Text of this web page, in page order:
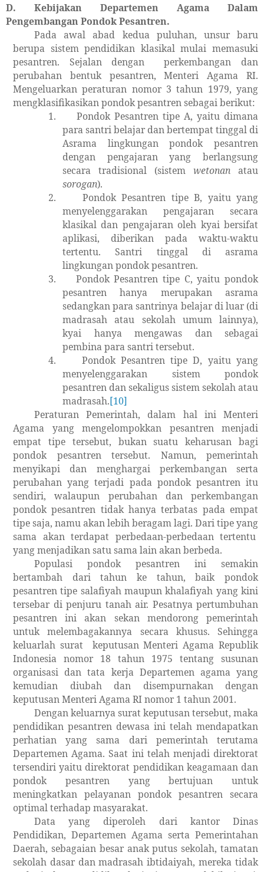
D. Kebijakan Departemen Agama Dalam
Pengembangan Pondok Pesantren.
Pada awal abad kedua puluhan, unsur baru
berupa sistem pendidikan klasikal mulai memasuki
pesantren. Sejalan dengan
perkembangan dan
perubahan bentuk pesantren, Menteri Agama RI.
Mengeluarkan peraturan nomor 3 tahun 1979, yang
mengklasifikasikan pondok pesantren sebagai berikut:
1.
Pondok Pesantren tipe A, yaitu dimana
para santri belajar dan bertempat tinggal di
Asrama lingkungan pondok pesantren
dengan pengajaran yang berlangsung
secara tradisional (sistem wetonan atau
sorogan).
2.
Pondok Pesantren tipe B, yaitu yang
menyelenggarakan pengajaran secara
klasikal dan pengajaran oleh kyai bersifat
aplikasi, diberikan pada waktu-waktu
tertentu. Santri tinggal di asrama
lingkungan pondok pesantren.
3.
Pondok Pesantren tipe C, yaitu pondok
pesantren hanya merupakan asrama
sedangkan para santrinya belajar di luar (di
madrasah atau sekolah umum lainnya),
kyai hanya mengawas dan sebagai
pembina para santri tersebut.
4.
Pondok Pesantren tipe D, yaitu yang
menyelenggarakan sistem pondok
pesantren dan sekaligus sistem sekolah atau
madrasah.[10]
Peraturan Pemerintah, dalam hal ini Menteri
Agama yang mengelompokkan pesantren menjadi
empat tipe tersebut, bukan suatu keharusan bagi
pondok pesantren tersebut. Namun, pemerintah
menyikapi dan menghargai perkembangan serta
perubahan yang terjadi pada pondok pesantren itu
sendiri, walaupun perubahan dan perkembangan
pondok pesantren tidak hanya terbatas pada empat
tipe saja, namu akan lebih beragam lagi. Dari tipe yang
sama akan terdapat perbedaan-perbedaan tertentu
yang menjadikan satu sama lain akan berbeda.
Populasi pondok pesantren ini semakin
bertambah dari tahun ke tahun, baik pondok
pesantren tipe salafiyah maupun khalafiyah yang kini
tersebar di penjuru tanah air. Pesatnya pertumbuhan
pesantren ini akan sekan mendorong pemerintah
untuk melembagakannya secara khusus. Sehingga
keluarlah surat
keputusan Menteri Agama Republik
Indonesia nomor 18 tahun 1975 tentang susunan
organisasi dan tata kerja Departemen agama yang
kemudian diubah dan disempurnakan dengan
keputusan Menteri Agama RI nomor 1 tahun 2001.
Dengan keluarnya surat keputusan tersebut, maka
pendidikan pesantren dewasa ini telah mendapatkan
perhatian yang sama dari pemerintah terutama
Departemen Agama. Saat ini telah menjadi direktorat
tersendiri yaitu direktorat pendidikan keagamaan dan
pondok pesantren yang bertujuan untuk
meningkatkan pelayanan pondok pesantren secara
optimal terhadap masyarakat.
Data yang diperoleh dari kantor Dinas
Pendidikan, Departemen Agama serta Pemerintahan
Daerah, sebagaian besar anak putus sekolah, tamatan
sekolah dasar dan madrasah ibtidaiyah, mereka tidak